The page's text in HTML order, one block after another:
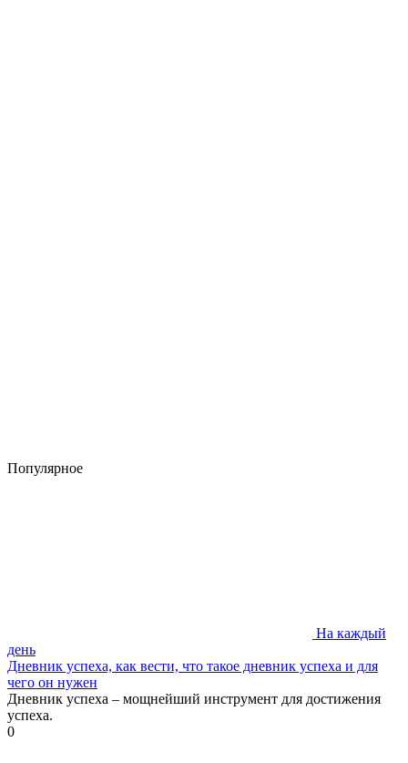
Популярное
На каждый
день
Дневник успеха, как вести, что такое дневник успеха и для
чего он нужен
Дневник успеха – мощнейший инструмент для достижения
успеха.
0